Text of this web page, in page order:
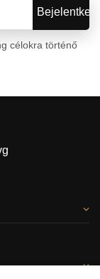
célokra történő